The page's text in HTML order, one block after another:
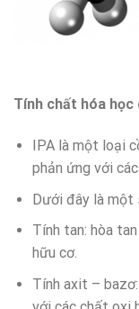
Tính chất hóa
IPA là một loại
phản ứng với
Dưới đây là một
Tính tan: hòa
hữu cơ.
Tính axit –